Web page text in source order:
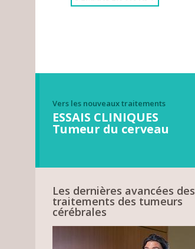
Vers les nouveaux traitements
ESSAIS CLINIQUES
Tumeur du cerveau
Les dernières avancées des
traitements des tumeurs
cérébrales